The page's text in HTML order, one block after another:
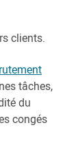
clients.
tâches,
du
congés